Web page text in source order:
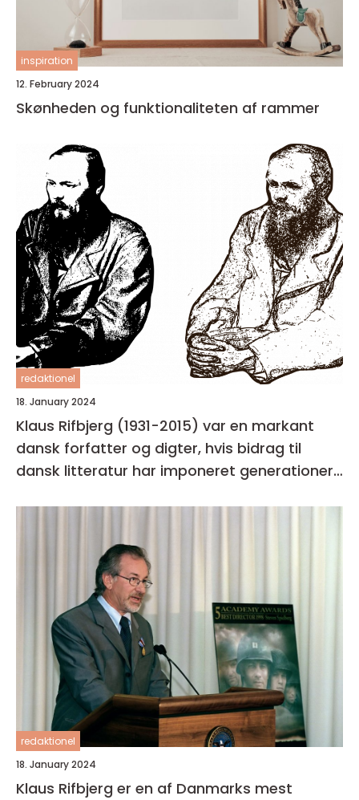
inspiration
12. February 2024
Skønheden og funktionaliteten af rammer
redaktionel
18. January 2024
Klaus Rifbjerg (1931-2015) var en markant
dansk forfatter og digter, hvis bidrag til
dansk litteratur har imponeret generationer
redaktionel
18. January 2024
Klaus Rifbjerg er en af Danmarks mest